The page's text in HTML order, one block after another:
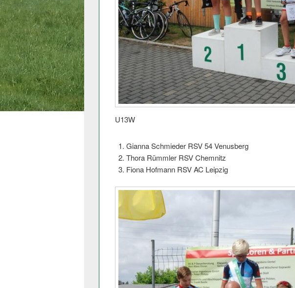
U13W
Gianna Schmieder RSV 54 Venusberg
Thora Rümmler RSV Chemnitz
Fiona Hofmann RSV AC Leipzig